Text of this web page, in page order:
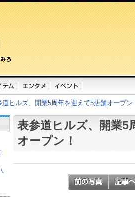
道ヒルズ、開業5周年を迎えて5店舗オープン
表参道ヒルズ、開業5
オープン！